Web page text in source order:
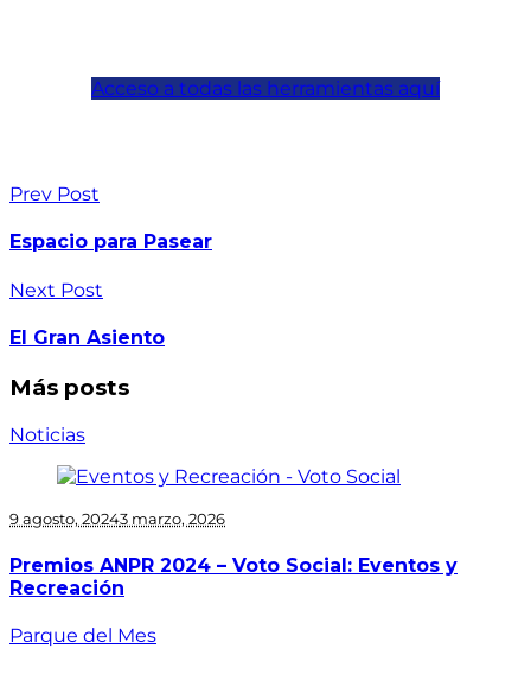
Acceso a todas las herramientas aquí
Prev Post
Espacio para Pasear
Next Post
El Gran Asiento
Más posts
Noticias
9 agosto, 20243 marzo, 2026
Premios ANPR 2024 – Voto Social: Eventos y
Recreación
Parque del Mes